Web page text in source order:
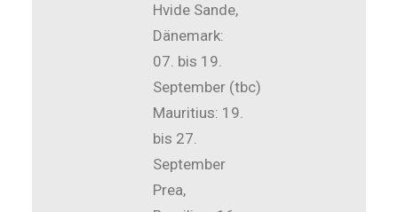
Hvide Sande,
Dänemark:
07. bis 19.
September (tbc)
Mauritius: 19.
bis 27.
September
Prea,